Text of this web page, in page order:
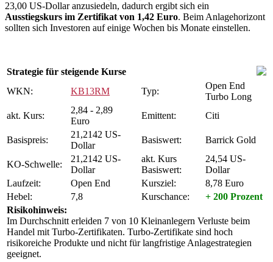
23,00 US-Dollar anzusiedeln, dadurch ergibt sich ein
Ausstiegskurs im Zertifikat von 1,42 Euro. Beim Anlagehorizont
sollten sich Investoren auf einige Wochen bis Monate einstellen.
Strategie für steigende Kurse
WKN:
KB13RM Typ:
Open End
Turbo Long
akt. Kurs:
2,84 - 2,89
Euro
Emittent: Citi
Basispreis:
21,2142 US-
Dollar
Basiswert: Barrick Gold
KO-Schwelle:
21,2142 US-
Dollar
akt. Kurs
Basiswert:
24,54 US-
Dollar
Laufzeit:
Open End Kursziel:
8,78 Euro
Hebel:
7,8 Kurschance:
+ 200 Prozent
Risikohinweis:
Im Durchschnitt erleiden 7 von 10 Kleinanlegern Verluste beim
Handel mit Turbo-Zertifikaten. Turbo-Zertifikate sind hoch
risikoreiche Produkte und nicht für langfristige Anlagestrategien
geeignet.